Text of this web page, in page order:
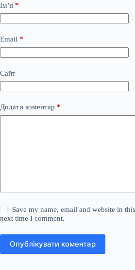
Ім’я *
Email *
Сайт
Додати коментар *
Save my name, email and website in
next time I comment.
Опублікувати коментар